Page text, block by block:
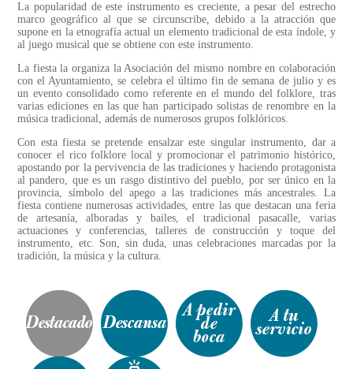
La popularidad de este instrumento es creciente, a pesar del estrecho
marco geográfico al que se circunscribe, debido a la atracción que
supone en la etnografía actual un elemento tradicional de esta índole, y
al juego musical que se obtiene con este instrumento.
La fiesta la organiza la Asociación del mismo nombre en colaboración
con el Ayuntamiento, se celebra el último fin de semana de julio y es
un evento consolidado como referente en el mundo del folklore, tras
varias ediciones en las que han participado solistas de renombre en la
música tradicional, además de numerosos grupos folklóricos.
Con esta fiesta se pretende ensalzar este singular instrumento, dar a
conocer el rico folklore local y promocionar el patrimonio histórico,
apostando por la pervivencia de las tradiciones y haciendo protagonista
al pandero, que es un rasgo distintivo del pueblo, por ser único en la
provincia, símbolo del apego a las tradiciones más ancestrales. La
fiesta contiene numerosas actividades, entre las que destacan una feria
de artesanía, alboradas y bailes, el tradicional pasacalle, varias
actuaciones y conferencias, talleres de construcción y toque del
instrumento, etc. Son, sin duda, unas celebraciones marcadas por la
tradición, la música y la cultura.